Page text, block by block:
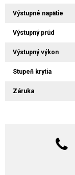
Výstupné napätie
Výstupný prúd
Výstupný výkon
Stupeň krytia
Záruka